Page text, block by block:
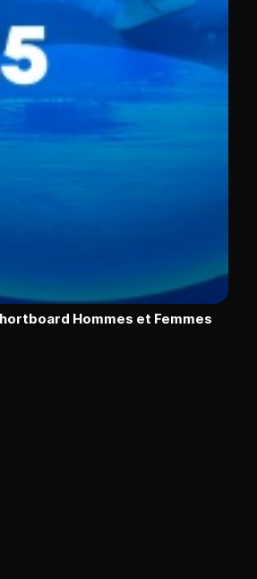
Hommes et Femmes